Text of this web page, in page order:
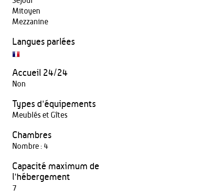
Mitoyen
Mezzanine
Langues parlées
Accueil 24/24
Non
Types d'équipements
Meublés et Gîtes
Chambres
Nombre : 4
Capacité maximum de
l'hébergement
7